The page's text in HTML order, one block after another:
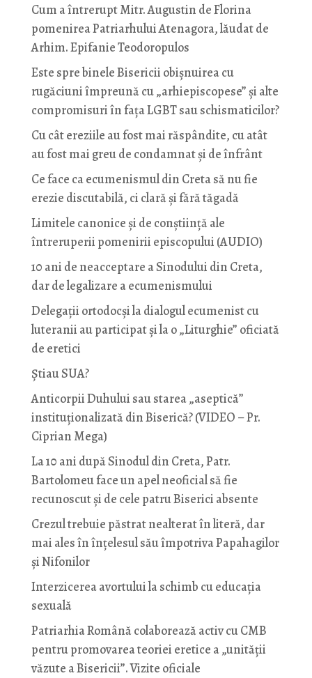
Cum a întrerupt Mitr. Augustin de Florina
pomenirea Patriarhului Atenagora, lăudat de
Arhim. Epifanie Teodoropulos
Este spre binele Bisericii obișnuirea cu
rugăciuni împreună cu „arhiepiscopese” și alte
compromisuri în fața LGBT sau schismaticilor?
Cu cât ereziile au fost mai răspândite, cu atât
au fost mai greu de condamnat și de înfrânt
Ce face ca ecumenismul din Creta să nu fie
erezie discutabilă, ci clară și fără tăgadă
Limitele canonice și de conștiință ale
întreruperii pomenirii episcopului (AUDIO)
10 ani de neacceptare a Sinodului din Creta,
dar de legalizare a ecumenismului
Delegații ortodocși la dialogul ecumenist cu
luteranii au participat și la o „Liturghie” oficiată
de eretici
Știau SUA?
Anticorpii Duhului sau starea „aseptică”
instituționalizată din Biserică? (VIDEO – Pr.
Ciprian Mega)
La 10 ani după Sinodul din Creta, Patr.
Bartolomeu face un apel neoficial să fie
recunoscut și de cele patru Biserici absente
Crezul trebuie păstrat nealterat în literă, dar
mai ales în înțelesul său împotriva Papahagilor
și Nifonilor
Interzicerea avortului la schimb cu educaţia
sexuală
Patriarhia Română colaborează activ cu CMB
pentru promovarea teoriei eretice a „unității
văzute a Bisericii”. Vizite oficiale